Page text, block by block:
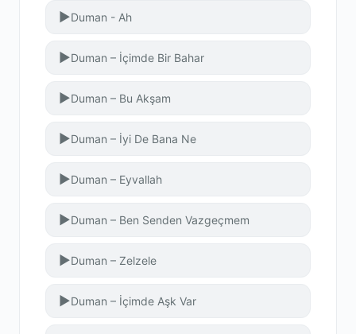
▶Duman - Ah
▶Duman – İçimde Bir Bahar
▶Duman – Bu Akşam
▶Duman – İyi De Bana Ne
▶Duman – Eyvallah
▶Duman – Ben Senden Vazgeçmem
▶Duman – Zelzele
▶Duman – İçimde Aşk Var